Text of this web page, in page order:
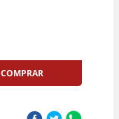
COMPRAR